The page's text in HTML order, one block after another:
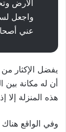
الأرض
واجعل
عني
يفضل الإكثار من
أن له مكانة
هذه المنزلة إلا
وفي الواقع هناك